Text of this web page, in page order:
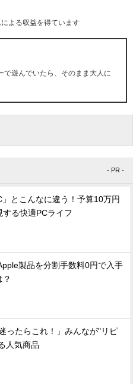
よる収益を得ています
で遊んでいたら、そのまま大人に
- PR -
」とこんなに違う！予算10万円
する快適PCライフ
製品を分割手数料0円で入手
？
ったらこれ！」みんなが"リピ
人気商品